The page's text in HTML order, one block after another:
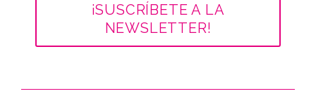
¡SUSCRÍBETE A LA
NEWSLETTER!